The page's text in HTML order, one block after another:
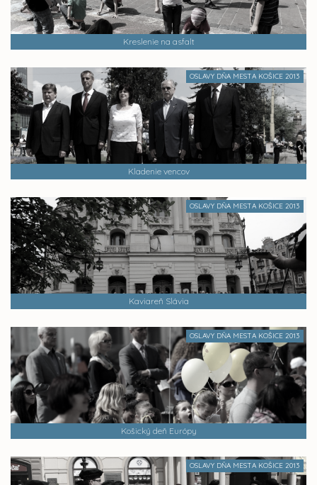
Kreslenie na asfalt
OSLAVY DŇA MESTA KOŠICE 2013
Kladenie vencov
OSLAVY DŇA MESTA KOŠICE 2013
Kaviareň Slávia
OSLAVY DŇA MESTA KOŠICE 2013
Košický deň Európy
OSLAVY DŇA MESTA KOŠICE 2013